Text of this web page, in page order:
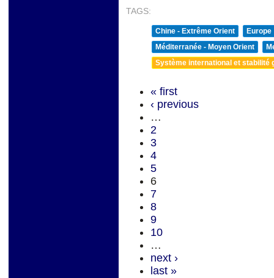
TAGS:
Chine - Extrême Orient
Europe
Méditerranée - Moyen Orient
Système international et stabilité
« first
‹ previous
…
2
3
4
5
6
7
8
9
10
…
next ›
last »